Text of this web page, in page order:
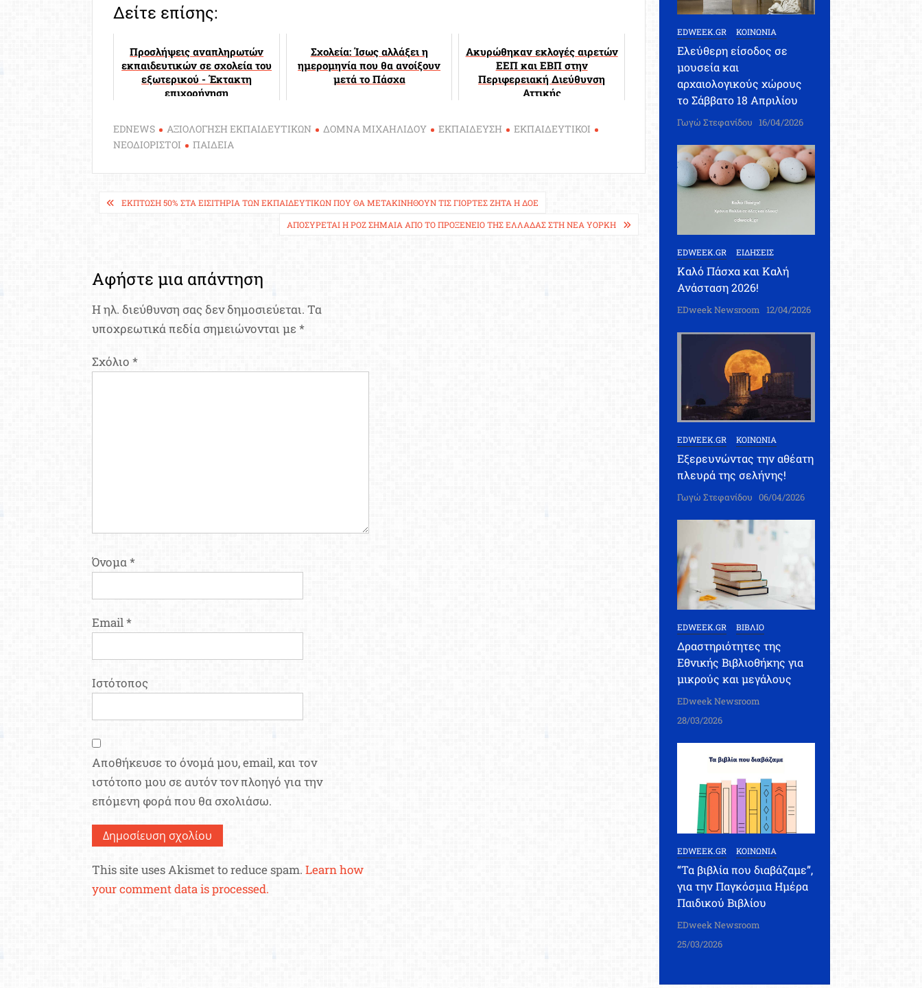
Δείτε επίσης:
Προσλήψεις αναπληρωτών
εκπαιδευτικών σε σχολεία του
εξωτερικού - Έκτακτη
επιχορήγηση
Σχολεία: Ίσως αλλάξει η
ημερομηνία που θα ανοίξουν
μετά το Πάσχα
Ακυρώθηκαν εκλογές αιρετών
ΕΕΠ και ΕΒΠ στην
Περιφερειακή Διεύθυνση
Αττικής
EDNEWS ΑΞΙΟΛΟΓΗΣΗ ΕΚΠΑΙΔΕΥΤΙΚΩΝ ΔΟΜΝΑ ΜΙΧΑΗΛΙΔΟΥ ΕΚΠΑΙΔΕΥΣΗ
ΕΚΠΑΙΔΕΥΤΙΚΟΙ
ΝΕΟΔΙΟΡΙΣΤΟΙ
ΠΑΙΔΕΙΑ
Πλοήγηση
ΈΚΠΤΩΣΗ 50% ΣΤΑ ΕΙΣΙΤΉΡΙΑ ΤΩΝ ΕΚΠΑΙΔΕΥΤΙΚΏΝ ΠΟΥ ΘΑ ΜΕΤΑΚΙΝΗΘΟΎΝ ΤΙΣ ΓΙΟΡΤΈΣ ΖΗΤΆ Η ΔΟΕ
ΑΠΟΣΎΡΕΤΑΙ Η ΡΟΖ ΣΗΜΑΊΑ ΑΠΌ ΤΟ ΠΡΟΞΕΝΕΊΟ ΤΗΣ ΕΛΛΆΔΑΣ ΣΤΗ ΝΈΑ ΥΌΡΚΗ
Αφήστε μια απάντηση
Η ηλ. διεύθυνση σας δεν δημοσιεύεται. Τα
υποχρεωτικά πεδία σημειώνονται με*
Σχόλιο*
Όνομα*
Email*
Ιστότοπος
Αποθήκευσε το όνομά μου, email, και τον
ιστότοπο μου σε αυτόν τον πλοηγό για την
επόμενη φορά που θα σχολιάσω.
This site uses Akismet to reduce spam.Learn how
your comment data is processed.
EDWEEK.GR ΚΟΙΝΩΝΙΑ
Ελεύθερη είσοδος σε
μουσεία και
αρχαιολογικούς χώρους
το Σάββατο 18 Απριλίου
Γωγώ Στεφανίδου 16/04/2026
EDWEEK.GR ΕΙΔΗΣΕΙΣ
Καλό Πάσχα και Καλή
Ανάσταση 2026!
EDweek Newsroom 12/04/2026
EDWEEK.GR ΚΟΙΝΩΝΙΑ
Εξερευνώντας την αθέατη
πλευρά της σελήνης!
Γωγώ Στεφανίδου 06/04/2026
EDWEEK.GR ΒΙΒΛΙΟ
Δραστηριότητες της
Εθνικής Βιβλιοθήκης για
μικρούς και μεγάλους
EDweek Newsroom
28/03/2026
EDWEEK.GR ΚΟΙΝΩΝΙΑ
“Τα βιβλία που διαβάζαμε”,
για την Παγκόσμια Ημέρα
Παιδικού Βιβλίου
EDweek Newsroom
25/03/2026